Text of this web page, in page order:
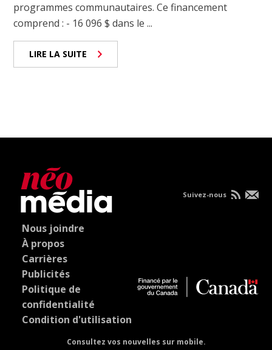
programmes communautaires. Ce financement
comprend : - 16 096 $ dans le ...
LIRE LA SUITE
Nous joindre
À propos
Carrières
Publicités
Politique de
confidentialité
Condition d'utilisation
Consultez vos nouvelles sur mobile.
Suivez-nous